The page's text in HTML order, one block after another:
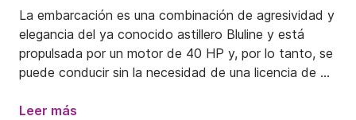
La embarcación es una combinación de agresividad y
elegancia del ya conocido astillero Bluline y está
propulsada por un motor de 40 HP y, por lo tanto, se
puede conducir sin la necesidad de una licencia de
mar, con seguridad y comodidad, alcanzando una
Leer más